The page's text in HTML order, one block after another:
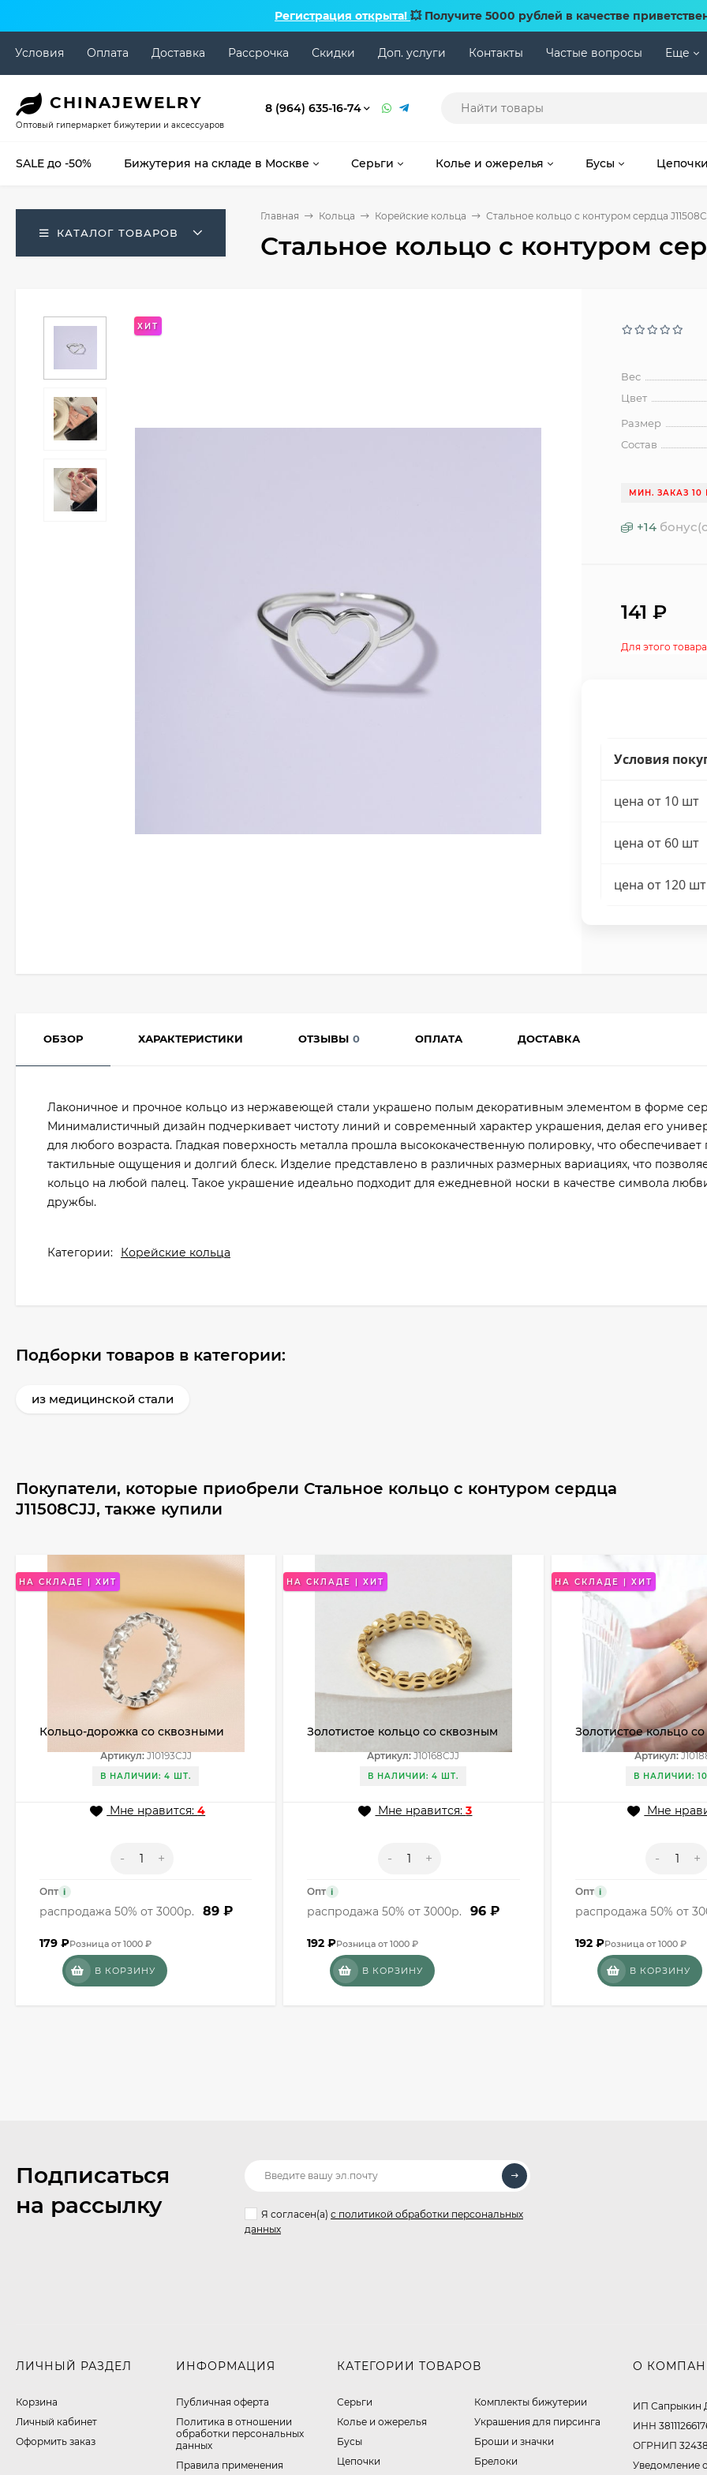
Регистрация открыта! 💥 Получите 5000 рублей в качестве
Условия Оплата Доставка Рассрочка Скидки Доп. услуги Контакты Частые вопросы Еще
CHINAJEWELRY
Оптовый гипермаркет бижутерии и аксессуаров
8 (964) 635-16-74
SALE до -50% Бижутерия на складе в Москве Серьги Колье и ожерелья Бусы Цепочки
КАТАЛОГ ТОВАРОВ
Главная Кольца Корейские кольца Стальное кольцо с контуром сердца
Стальное кольцо с контуром
ХИТ
Вес
Цвет
Размер
Состав
МИН. ЗАКАЗ 10
+14
141₽
Для этого
Условия
цена от 10 шт
цена от 60 шт
цена от 120 шт
ОБЗОР ХАРАКТЕРИСТИКИ ОТЗЫВЫ 0 ОПЛАТА ДОСТАВКА
Лаконичное и прочное кольцо из нержавеющей стали украшено полым декоративным элементом в форме
Минималистичный дизайн подчеркивает чистоту линий и современный характер украшения, делая его
для любого возраста. Гладкая поверхность металла прошла высококачественную полировку, что обеспечивает
тактильные ощущения и долгий блеск. Изделие представлено в различных размерных вариациях, что
кольцо на любой палец. Такое украшение идеально подходит для ежедневной носки в качестве символа
дружбы.
Категории: Корейские кольца
Подборки товаров в категории:
из медицинской стали
Покупатели, которые приобрели Стальное кольцо с контуром сердца
J11508CJJ, также купили
НА СКЛАДЕ | ХИТ
Кольцо-дорожка со сквозными
Артикул:J10193CJJ
В НАЛИЧИИ: 4 ШТ.
Мне нравится:4
- +
Опт i
распродажа 50% от 3000р. 89 ₽
179 ₽Розница от 1000 ₽
В КОРЗИНУ
НА СКЛАДЕ | ХИТ
Золотистое кольцо со сквозным
Артикул:J10168CJJ
В НАЛИЧИИ: 4 ШТ.
Мне нравится:3
- +
Опт i
распродажа 50% от 3000р. 96 ₽
192₽Розница от 1000 ₽
В КОРЗИНУ
НА СКЛАДЕ | ХИТ
Золотистое кольцо
звездочками по всей
Артикул:
В НАЛИЧИИ:
Мне
- +
Опт i
распродажа 50% от
192 ₽Розница от 1000 ₽
В КОРЗИНУ
Подписаться
на рассылку
Я согласен(a) с политикой обработки персональных
данных
ЛИЧНЫЙ РАЗДЕЛ
Корзина
Личный кабинет
Оформить заказ
ИНФОРМАЦИЯ
Публичная оферта
​Политика в отношении
обработки персональных
данных
Правила применения
КАТЕГОРИИ ТОВАРОВ
Серьги
Колье и ожерелья
Бусы
Цепочки
Комплекты бижутерии
Украшения для пирсинга
Броши и значки
Брелоки
О
ИП Сапрыкин
ИНН
ОГРНИП
Уведомление